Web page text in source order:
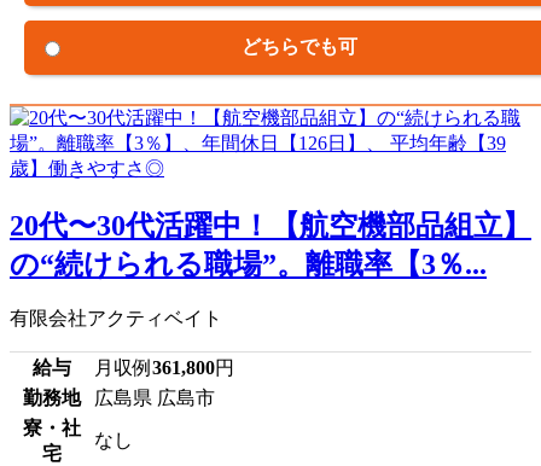
どちらでも可
20代〜30代活躍中！【航空機部品組立】
の“続けられる職場”。離職率【3％...
有限会社アクティベイト
給与 月収例 361,800円
勤務地
広島県 広島市
寮・社
宅
なし